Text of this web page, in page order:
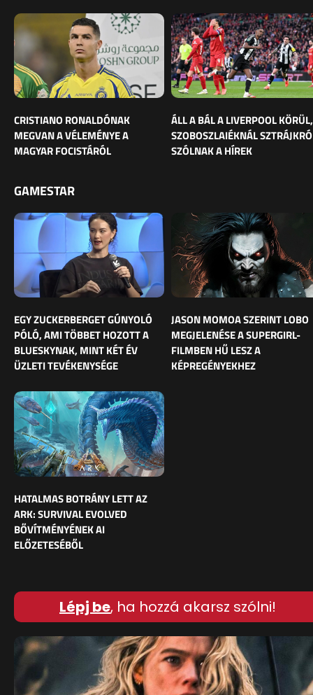
CRISTIANO RONALDÓNAK
MEGVAN A VÉLEMÉNYE A
MAGYAR FOCISTÁRÓL
ÁLL A BÁL A LIVERPOOL KÖRÜL,
SZOBOSZLAIÉKNÁL
SZÓLNAK A HÍREK
GAMESTAR
EGY ZUCKERBERGET GÚNYOLÓ
PÓLÓ, AMI TÖBBET HOZOTT A
BLUESKYNAK, MINT KÉT ÉV
ÜZLETI TEVÉKENYSÉGE
JASON MOMOA SZERINT LOBO
MEGJELENÉSE A SUPERGIRL-
FILMBEN HŰ LESZ A
KÉPREGÉNYEKHEZ
HATALMAS BOTRÁNY LETT AZ
ARK: SURVIVAL EVOLVED
BŐVÍTMÉNYÉNEK AI
ELŐZETESÉBŐL
Lépj be, ha hozzá akarsz szólni!